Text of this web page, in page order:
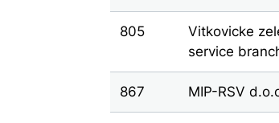
805
Vitkovicke
service
867 MIP-RSV